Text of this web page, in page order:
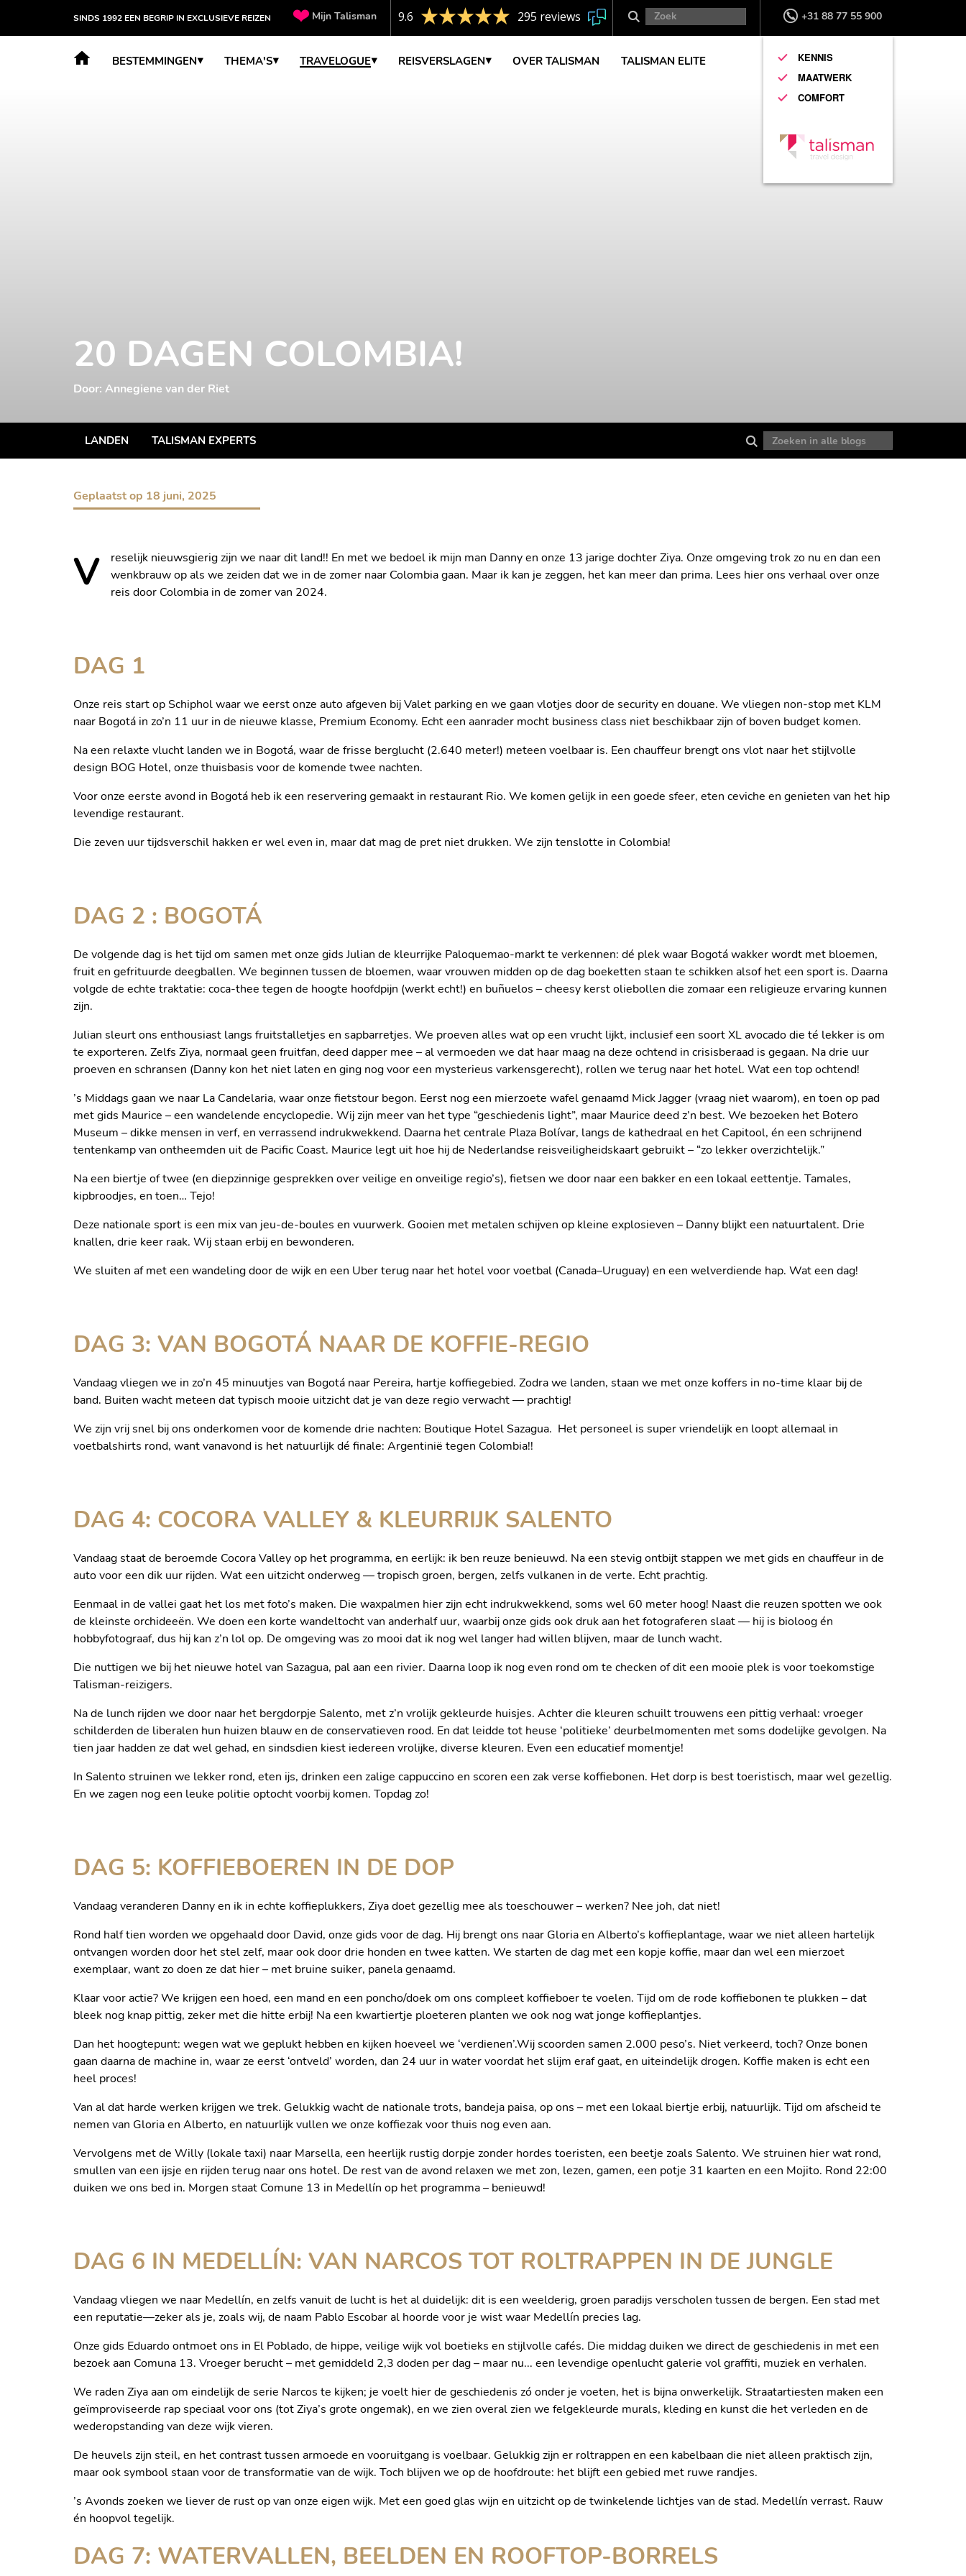
SINDS 1992 EEN BEGRIP IN EXCLUSIEVE REIZEN Mijn Talisman 9.6 295 reviews +31 88 77 55 900
KENNIS
MAATWERK
COMFORT
BESTEMMINGEN THEMA'S TRAVELOGUE REISVERSLAGEN OVER TALISMAN TALISMAN ELITE
20 DAGEN COLOMBIA!
Door: Annegiene van der Riet
LANDEN TALISMAN EXPERTS
Geplaatst op 18 juni, 2025
V
reselijk nieuwsgierig zijn we naar dit land!! En met we bedoel ik mijn man Danny en onze 13 jarige dochter Ziya. Onze omgeving trok zo nu en dan een
wenkbrauw op als we zeiden dat we in de zomer naar Colombia gaan. Maar ik kan je zeggen, het kan meer dan prima. Lees hier ons verhaal over onze
reis door Colombia in de zomer van 2024.
DAG 1
Onze reis start op Schiphol waar we eerst onze auto afgeven bij Valet parking en we gaan vlotjes door de security en douane. We vliegen non-stop met KLM
naar Bogotá in zo’n 11 uur in de nieuwe klasse, Premium Economy. Echt een aanrader mocht business class niet beschikbaar zijn of boven budget komen.
Na een relaxte vlucht landen we in Bogotá, waar de frisse berglucht (2.640 meter!) meteen voelbaar is. Een chauffeur brengt ons vlot naar het stijlvolle
design BOG Hotel, onze thuisbasis voor de komende twee nachten.
Voor onze eerste avond in Bogotá heb ik een reservering gemaakt in restaurant Rio. We komen gelijk in een goede sfeer, eten ceviche en genieten van het hip
levendige restaurant.
Die zeven uur tijdsverschil hakken er wel even in, maar dat mag de pret niet drukken. We zijn tenslotte in Colombia!
KLEURRIJKE STREET ART IN BOGOTA
CANDELARIA
DAG 2 : BOGOTÁ
De volgende dag is het tijd om samen met onze gids Julian de kleurrijke Paloquemao-markt te verkennen: dé plek waar Bogotá wakker wordt met bloemen,
fruit en gefrituurde deegballen. We beginnen tussen de bloemen, waar vrouwen midden op de dag boeketten staan te schikken alsof het een sport is. Daarna
volgde de echte traktatie: coca-thee tegen de hoogte hoofdpijn (werkt echt!) en buñuelos – cheesy kerst oliebollen die zomaar een religieuze ervaring kunnen
zijn.
Julian sleurt ons enthousiast langs fruitstalletjes en sapbarretjes. We proeven alles wat op een vrucht lijkt, inclusief een soort XL avocado die té lekker is om
te exporteren. Zelfs Ziya, normaal geen fruitfan, deed dapper mee – al vermoeden we dat haar maag na deze ochtend in crisisberaad is gegaan. Na drie uur
proeven en schransen (Danny kon het niet laten en ging nog voor een mysterieus varkensgerecht), rollen we terug naar het hotel. Wat een top ochtend!
’s Middags gaan we naar La Candelaria, waar onze fietstour begon. Eerst nog een mierzoete wafel genaamd Mick Jagger (vraag niet waarom), en toen op pad
met gids Maurice – een wandelende encyclopedie. Wij zijn meer van het type “geschiedenis light”, maar Maurice deed z’n best. We bezoeken het Botero
Museum – dikke mensen in verf, en verrassend indrukwekkend. Daarna het centrale Plaza Bolívar, langs de kathedraal en het Capitool, én een schrijnend
tentenkamp van ontheemden uit de Pacific Coast. Maurice legt uit hoe hij de Nederlandse reisveiligheidskaart gebruikt – “zo lekker overzichtelijk.”
Na een biertje of twee (en diepzinnige gesprekken over veilige en onveilige regio’s), fietsen we door naar een bakker en een lokaal eettentje. Tamales,
kipbroodjes, en toen… Tejo!
Deze nationale sport is een mix van jeu-de-boules en vuurwerk. Gooien met metalen schijven op kleine explosieven – Danny blijkt een natuurtalent. Drie
knallen, drie keer raak. Wij staan erbij en bewonderen.
We sluiten af met een wandeling door de wijk en een Uber terug naar het hotel voor voetbal (Canada–Uruguay) en een welverdiende hap. Wat een dag!
MET ONZE GIDS JULIAN VERKENNEN WE
DE KLEURRIJKE PALOQUEMAO-MARKT
DE ECHTE TRAKTATIE: COCA-THEE
DAG 3: VAN BOGOTÁ NAAR DE KOFFIE-REGIO
Vandaag vliegen we in zo’n 45 minuutjes van Bogotá naar Pereira, hartje koffiegebied. Zodra we landen, staan we met onze koffers in no-time klaar bij de
band. Buiten wacht meteen dat typisch mooie uitzicht dat je van deze regio verwacht — prachtig!
We zijn vrij snel bij ons onderkomen voor de komende drie nachten: Boutique Hotel Sazagua. Het personeel is super vriendelijk en loopt allemaal in
voetbalshirts rond, want vanavond is het natuurlijk dé finale: Argentinië tegen Colombia!!
EEN LOCAL UIT DE KOFFIE REGIO BOUTIQUE HOTEL SAZAGUA
DAG 4: COCORA VALLEY & KLEURRIJK SALENTO
Vandaag staat de beroemde Cocora Valley op het programma, en eerlijk: ik ben reuze benieuwd. Na een stevig ontbijt stappen we met gids en chauffeur in de
auto voor een dik uur rijden. Wat een uitzicht onderweg — tropisch groen, bergen, zelfs vulkanen in de verte. Echt prachtig.
Eenmaal in de vallei gaat het los met foto’s maken. Die waxpalmen hier zijn echt indrukwekkend, soms wel 60 meter hoog! Naast die reuzen spotten we ook
de kleinste orchideeën. We doen een korte wandeltocht van anderhalf uur, waarbij onze gids ook druk aan het fotograferen slaat — hij is bioloog én
hobbyfotograaf, dus hij kan z’n lol op. De omgeving was zo mooi dat ik nog wel langer had willen blijven, maar de lunch wacht.
Die nuttigen we bij het nieuwe hotel van Sazagua, pal aan een rivier. Daarna loop ik nog even rond om te checken of dit een mooie plek is voor toekomstige
Talisman-reizigers.
Na de lunch rijden we door naar het bergdorpje Salento, met z’n vrolijk gekleurde huisjes. Achter die kleuren schuilt trouwens een pittig verhaal: vroeger
schilderden de liberalen hun huizen blauw en de conservatieven rood. En dat leidde tot heuse ‘politieke’ deurbelmomenten met soms dodelijke gevolgen. Na
tien jaar hadden ze dat wel gehad, en sindsdien kiest iedereen vrolijke, diverse kleuren. Even een educatief momentje!
In Salento struinen we lekker rond, eten ijs, drinken een zalige cappuccino en scoren een zak verse koffiebonen. Het dorp is best toeristisch, maar wel gezellig.
En we zagen nog een leuke politie optocht voorbij komen. Topdag zo!
COCORA VALLEY
DAG 5: KOFFIEBOEREN IN DE DOP
Vandaag veranderen Danny en ik in echte koffieplukkers, Ziya doet gezellig mee als toeschouwer – werken? Nee joh, dat niet!
Rond half tien worden we opgehaald door David, onze gids voor de dag. Hij brengt ons naar Gloria en Alberto’s koffieplantage, waar we niet alleen hartelijk
ontvangen worden door het stel zelf, maar ook door drie honden en twee katten. We starten de dag met een kopje koffie, maar dan wel een mierzoet
exemplaar, want zo doen ze dat hier – met bruine suiker, panela genaamd.
Klaar voor actie? We krijgen een hoed, een mand en een poncho/doek om ons compleet koffieboer te voelen. Tijd om de rode koffiebonen te plukken – dat
bleek nog knap pittig, zeker met die hitte erbij! Na een kwartiertje ploeteren planten we ook nog wat jonge koffieplantjes.
Dan het hoogtepunt: wegen wat we geplukt hebben en kijken hoeveel we ‘verdienen’.Wij scoorden samen 2.000 peso’s. Niet verkeerd, toch? Onze bonen
gaan daarna de machine in, waar ze eerst ‘ontveld’ worden, dan 24 uur in water voordat het slijm eraf gaat, en uiteindelijk drogen. Koffie maken is echt een
heel proces!
Van al dat harde werken krijgen we trek. Gelukkig wacht de nationale trots, bandeja paisa, op ons – met een lokaal biertje erbij, natuurlijk. Tijd om afscheid te
nemen van Gloria en Alberto, en natuurlijk vullen we onze koffiezak voor thuis nog even aan.
Vervolgens met de Willy (lokale taxi) naar Marsella, een heerlijk rustig dorpje zonder hordes toeristen, een beetje zoals Salento. We struinen hier wat rond,
smullen van een ijsje en rijden terug naar ons hotel. De rest van de avond relaxen we met zon, lezen, gamen, een potje 31 kaarten en een Mojito. Rond 22:00
duiken we ons bed in. Morgen staat Comune 13 in Medellín op het programma – benieuwd!
HARD AAN HET WERK PLANTJES PLUKKEN
DAG 6 IN MEDELLÍN: VAN NARCOS TOT ROLTRAPPEN IN DE JUNGLE
Vandaag vliegen we naar Medellín, en zelfs vanuit de lucht is het al duidelijk: dit is een weelderig, groen paradijs verscholen tussen de bergen. Een stad met
een reputatie—zeker als je, zoals wij, de naam Pablo Escobar al hoorde voor je wist waar Medellín precies lag.
Onze gids Eduardo ontmoet ons in El Poblado, de hippe, veilige wijk vol boetieks en stijlvolle cafés. Die middag duiken we direct de geschiedenis in met een
bezoek aan Comuna 13. Vroeger berucht – met gemiddeld 2,3 doden per dag – maar nu... een levendige openlucht galerie vol graffiti, muziek en verhalen.
We raden Ziya aan om eindelijk de serie Narcos te kijken; je voelt hier de geschiedenis zó onder je voeten, het is bijna onwerkelijk. Straatartiesten maken een
geïmproviseerde rap speciaal voor ons (tot Ziya’s grote ongemak), en we zien overal zien we felgekleurde murals, kleding en kunst die het verleden en de
wederopstanding van deze wijk vieren.
De heuvels zijn steil, en het contrast tussen armoede en vooruitgang is voelbaar. Gelukkig zijn er roltrappen en een kabelbaan die niet alleen praktisch zijn,
maar ook symbool staan voor de transformatie van de wijk. Toch blijven we op de hoofdroute: het blijft een gebied met ruwe randjes.
’s Avonds zoeken we liever de rust op van onze eigen wijk. Met een goed glas wijn en uitzicht op de twinkelende lichtjes van de stad. Medellín verrast. Rauw
én hoopvol tegelijk.
DAG 7: WATERVALLEN, BEELDEN EN ROOFTOP-BORRELS